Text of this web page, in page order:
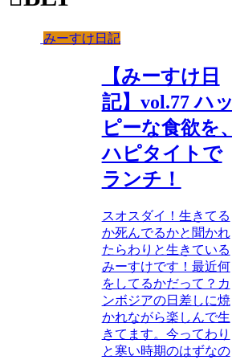
みーすけ日記
【みーすけ日
記】vol.77 ハッ
ピーな食欲を、
ハピタイトで
ランチ！
スオスダイ！生きてる
か死んでるかと聞かれ
たらわりと生きている
みーすけです！最近何
をしてるかだって？カ
ンボジアの日差しに焼
かれながら楽しんで生
きてます。今ってわり
と寒い時期のはずなの